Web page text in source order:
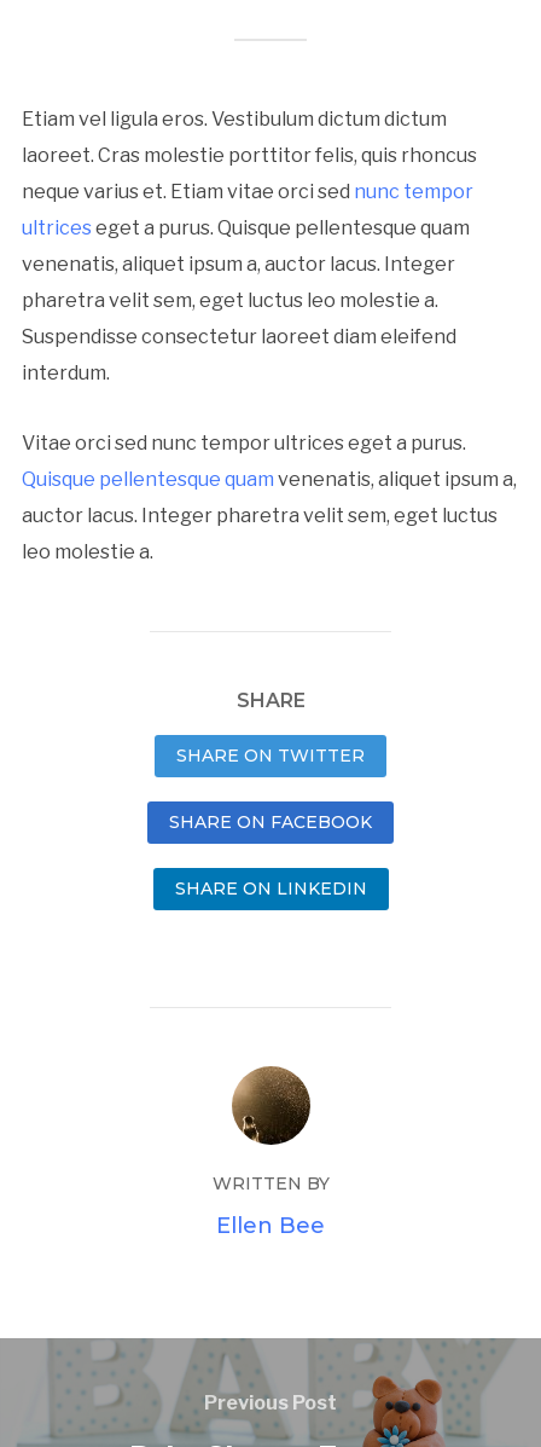
Etiam vel ligula eros. Vestibulum dictum dictum
laoreet. Cras molestie porttitor felis, quis rhoncus
neque varius et. Etiam vitae orci sed nunc tempor
ultriceseget a purus. Quisque pellentesque quam
venenatis, aliquet ipsum a, auctor lacus. Integer
pharetra velit sem, eget luctus leo molestie a.
Suspendisse consectetur laoreet diam eleifend
interdum.
Vitae orci sed nunc tempor ultrices eget a purus.
Quisque pellentesque quam venenatis, aliquet ipsum a,
auctor lacus. Integer pharetra velit sem, eget luctus
leo molestie a.
SHARE
SHARE ON TWITTER
SHARE ON FACEBOOK
SHARE ON LINKEDIN
WRITTEN BY
Ellen Bee
Previous Post